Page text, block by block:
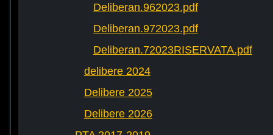
Deliberan.962023.pdf
Deliberan.972023.pdf
Deliberan.72023RISERVATA.pdf
delibere 2024
Delibere 2025
Delibere 2026